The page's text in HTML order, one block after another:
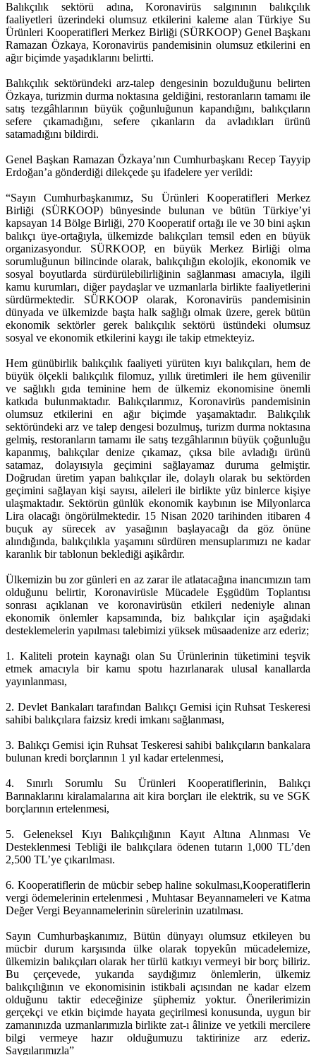
Balıkçılık sektörü adına, Koronavirüs salgınının balıkçılık
faaliyetleri üzerindeki olumsuz etkilerini kaleme alan Türkiye Su
Ürünleri Kooperatifleri Merkez Birliği (SÜRKOOP) Genel Başkanı
Ramazan Özkaya, Koronavirüs pandemisinin olumsuz etkilerini en
ağır biçimde yaşadıklarını belirtti.
Balıkçılık sektöründeki arz-talep dengesinin bozulduğunu belirten
Özkaya, turizmin durma noktasına geldiğini, restoranların tamamı ile
satış tezgâhlarının büyük çoğunluğunun kapandığını, balıkçıların
sefere çıkamadığını, sefere çıkanların da avladıkları ürünü
satamadığını bildirdi.
Genel Başkan Ramazan Özkaya’nın Cumhurbaşkanı Recep Tayyip
Erdoğan’a gönderdiği dilekçede şu ifadelere yer verildi:
“Sayın Cumhurbaşkanımız, Su Ürünleri Kooperatifleri Merkez
Birliği (SÜRKOOP) bünyesinde bulunan ve bütün Türkiye’yi
kapsayan 14 Bölge Birliği, 270 Kooperatif ortağı ile ve 30 bini aşkın
balıkçı üye-ortağıyla, ülkemizde balıkçıları temsil eden en büyük
organizasyondur. SÜRKOOP, en büyük Merkez Birliği olma
sorumluğunun bilincinde olarak, balıkçılığın ekolojik, ekonomik ve
sosyal boyutlarda sürdürülebilirliğinin sağlanması amacıyla, ilgili
kamu kurumları, diğer paydaşlar ve uzmanlarla birlikte faaliyetlerini
sürdürmektedir. SÜRKOOP olarak, Koronavirüs pandemisinin
dünyada ve ülkemizde başta halk sağlığı olmak üzere, gerek bütün
ekonomik sektörler gerek balıkçılık sektörü üstündeki olumsuz
sosyal ve ekonomik etkilerini kaygı ile takip etmekteyiz.
Hem günübirlik balıkçılık faaliyeti yürüten kıyı balıkçıları, hem de
büyük ölçekli balıkçılık filomuz, yıllık üretimleri ile hem güvenilir
ve sağlıklı gıda teminine hem de ülkemiz ekonomisine önemli
katkıda bulunmaktadır. Balıkçılarımız, Koronavirüs pandemisinin
olumsuz etkilerini en ağır biçimde yaşamaktadır. Balıkçılık
sektöründeki arz ve talep dengesi bozulmuş, turizm durma noktasına
gelmiş, restoranların tamamı ile satış tezgâhlarının büyük çoğunluğu
kapanmış, balıkçılar denize çıkamaz, çıksa bile avladığı ürünü
satamaz, dolayısıyla geçimini sağlayamaz duruma gelmiştir.
Doğrudan üretim yapan balıkçılar ile, dolaylı olarak bu sektörden
geçimini sağlayan kişi sayısı, aileleri ile birlikte yüz binlerce kişiye
ulaşmaktadır. Sektörün günlük ekonomik kaybının ise Milyonlarca
Lira olacağı öngörülmektedir. 15 Nisan 2020 tarihinden itibaren 4
buçuk ay sürecek av yasağının başlayacağı da göz önüne
alındığında, balıkçılıkla yaşamını sürdüren mensuplarımızı ne kadar
karanlık bir tablonun beklediği aşikârdır.
Ülkemizin bu zor günleri en az zarar ile atlatacağına inancımızın tam
olduğunu belirtir, Koronavirüsle Mücadele Eşgüdüm Toplantısı
sonrası açıklanan ve koronavirüsün etkileri nedeniyle alınan
ekonomik önlemler kapsamında, biz balıkçılar için aşağıdaki
desteklemelerin yapılması talebimizi yüksek müsaadenize arz ederiz;
1. Kaliteli protein kaynağı olan Su Ürünlerinin tüketimini teşvik
etmek amacıyla bir kamu spotu hazırlanarak ulusal kanallarda
yayınlanması,
2. Devlet Bankaları tarafından Balıkçı Gemisi için Ruhsat Teskeresi
sahibi balıkçılara faizsiz kredi imkanı sağlanması,
3. Balıkçı Gemisi için Ruhsat Teskeresi sahibi balıkçıların bankalara
bulunan kredi borçlarının 1 yıl kadar ertelenmesi,
4. Sınırlı Sorumlu Su Ürünleri Kooperatiflerinin, Balıkçı
Barınaklarını kiralamalarına ait kira borçları ile elektrik, su ve SGK
borçlarının ertelenmesi,
5. Geleneksel Kıyı Balıkçılığının Kayıt Altına Alınması Ve
Desteklenmesi Tebliği ile balıkçılara ödenen tutarın 1,000 TL’den
2,500 TL’ye çıkarılması.
6. Kooperatiflerin de mücbir sebep haline sokulması,Kooperatiflerin
vergi ödemelerinin ertelenmesi , Muhtasar Beyannameleri ve Katma
Değer Vergi Beyannamelerinin sürelerinin uzatılması.
Sayın Cumhurbaşkanımız, Bütün dünyayı olumsuz etkileyen bu
mücbir durum karşısında ülke olarak topyekûn mücadelemize,
ülkemizin balıkçıları olarak her türlü katkıyı vermeyi bir borç biliriz.
Bu çerçevede, yukarıda saydığımız önlemlerin, ülkemiz
balıkçılığının ve ekonomisinin istikbali açısından ne kadar elzem
olduğunu taktir edeceğinize şüphemiz yoktur. Önerilerimizin
gerçekçi ve etkin biçimde hayata geçirilmesi konusunda, uygun bir
zamanınızda uzmanlarımızla birlikte zat-ı âlinize ve yetkili mercilere
bilgi vermeye hazır olduğumuzu taktirinize arz ederiz.
Saygılarımızla”